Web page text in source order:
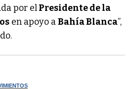
por elPresidente de la
en apoyo aBahía Blanca”,